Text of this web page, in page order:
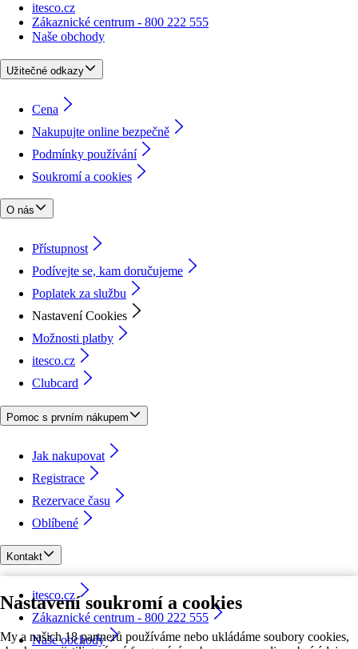
Nastavení soukromí a cookies
My a našich 18 partnerů používáme nebo ukládáme soubory cookies,
itesco.cz
Zákaznické centrum - 800 222 555
Naše obchody
Užitečné odkazy
Cena
Nakupujte online bezpečně
Podmínky používání
Soukromí a cookies
O nás
Přístupnost
Podívejte se, kam doručujeme
Poplatek za službu
Nastavení Cookies
Možnosti platby
itesco.cz
Clubcard
Pomoc s prvním nákupem
Jak nakupovat
Registrace
Rezervace času
Oblíbené
Kontakt
itesco.cz
Zákaznické centrum - 800 222 555
Naše obchody